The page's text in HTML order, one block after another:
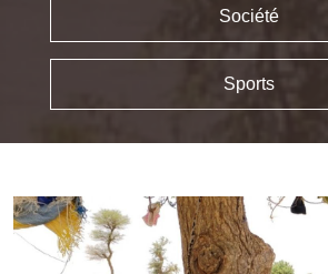
Société
Sports